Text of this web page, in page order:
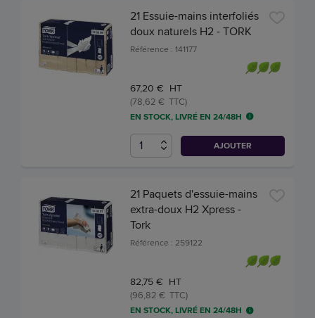
21 Essuie-mains interfoliés
doux naturels H2 - TORK
Référence : 141177
67,20 € HT
(78,62 € TTC)
EN STOCK, LIVRÉ EN 24/48H
AJOUTER
21 Paquets d'essuie-mains
extra-doux H2 Xpress -
Tork
Référence : 259122
82,75 € HT
(96,82 € TTC)
EN STOCK, LIVRÉ EN 24/48H